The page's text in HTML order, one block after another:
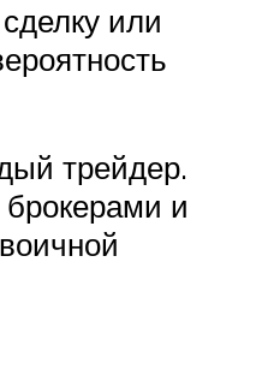
или
трейдер.
и